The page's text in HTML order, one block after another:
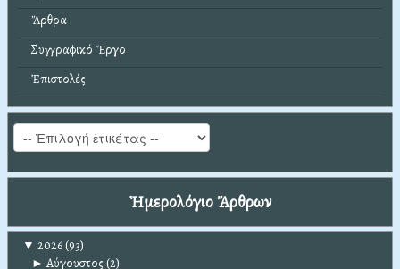
Ἄρθρα
Συγγραφικό Ἔργο
Ἐπιστολές
Ἡμερολόγιο Ἄρθρων
▼ 2026(93)
► Αύγουστος (2)